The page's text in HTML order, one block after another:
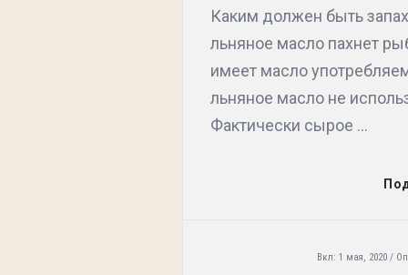
Каким должен быть
льняное масло пахнет
имеет масло
льняное масло не
Фактически сырое ...
Вкл: 1 мая, 2020